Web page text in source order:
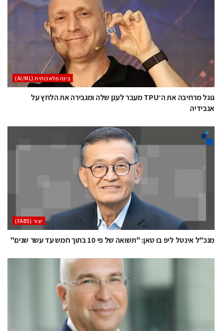
בינה מלאכותית (AI/ML)
גוגל מרחיבה את ה־TPU מעבר לענן שלה ומגבירה את הלחץ על
אנבידיה
‫יצור (‪(FABS‬‬
מנכ"ל אינטל ליפ בו טאן: "תשואה של פי 10 בתוך חמש עד עשר שנים"